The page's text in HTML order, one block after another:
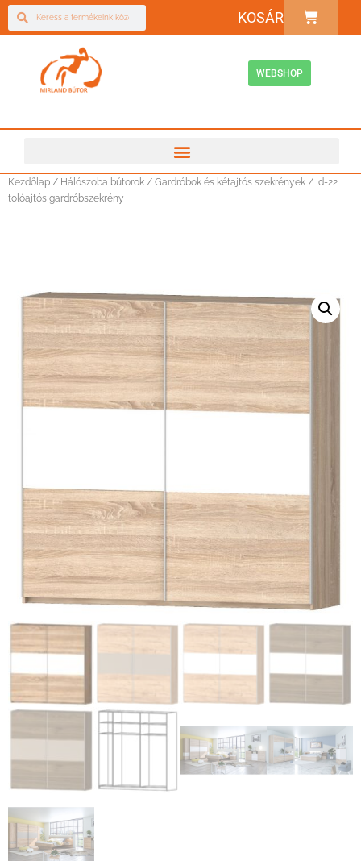
KOSÁR
WEBSHOP
Kezdőlap / Hálószoba bútorok / Gardróbok és kétajtós szekrények / Id-22
tolóajtós gardróbszekrény